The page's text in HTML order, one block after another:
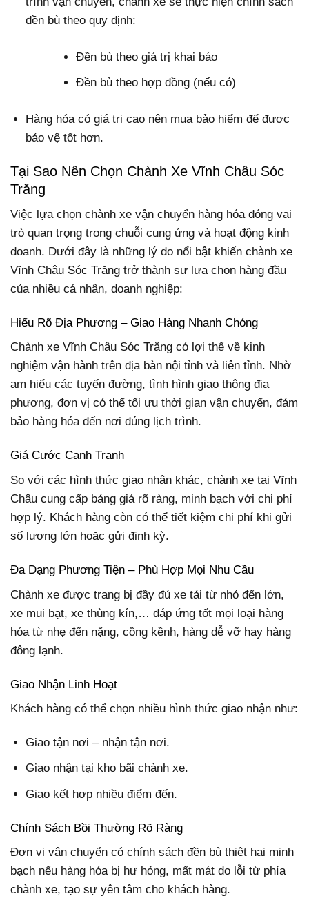
đền bù theo quy định:
Đền bù theo giá trị khai báo
Đền bù theo hợp đồng (nếu có)
Hàng hóa có giá trị cao nên mua bảo hiểm để được
bảo vệ tốt hơn.
Tại Sao Nên Chọn Chành Xe Vĩnh Châu Sóc
Trăng
Việc lựa chọn chành xe vận chuyển hàng hóa đóng vai
trò quan trọng trong chuỗi cung ứng và hoạt động kinh
doanh. Dưới đây là những lý do nổi bật khiến chành xe
Vĩnh Châu Sóc Trăng trở thành sự lựa chọn hàng đầu
của nhiều cá nhân, doanh nghiệp:
Hiểu Rõ Địa Phương – Giao Hàng Nhanh Chóng
Chành xe Vĩnh Châu Sóc Trăng có lợi thế về kinh
nghiệm vận hành trên địa bàn nội tỉnh và liên tỉnh. Nhờ
am hiểu các tuyến đường, tình hình giao thông địa
phương, đơn vị có thể tối ưu thời gian vận chuyển, đảm
bảo hàng hóa đến nơi đúng lịch trình.
Giá Cước Cạnh Tranh
So với các hình thức giao nhận khác, chành xe tại Vĩnh
Châu cung cấp bảng giá rõ ràng, minh bạch với chi phí
hợp lý. Khách hàng còn có thể tiết kiệm chi phí khi gửi
số lượng lớn hoặc gửi định kỳ.
Đa Dạng Phương Tiện – Phù Hợp Mọi Nhu Cầu
Chành xe được trang bị đầy đủ xe tải từ nhỏ đến lớn,
xe mui bạt, xe thùng kín,… đáp ứng tốt mọi loại hàng
hóa từ nhẹ đến nặng, cồng kềnh, hàng dễ vỡ hay hàng
đông lạnh.
Giao Nhận Linh Hoạt
Khách hàng có thể chọn nhiều hình thức giao nhận như:
Giao tận nơi – nhận tận nơi.
Giao nhận tại kho bãi chành xe.
Giao kết hợp nhiều điểm đến.
Chính Sách Bồi Thường Rõ Ràng
Đơn vị vận chuyển có chính sách đền bù thiệt hại minh
bạch nếu hàng hóa bị hư hỏng, mất mát do lỗi từ phía
chành xe, tạo sự yên tâm cho khách hàng.